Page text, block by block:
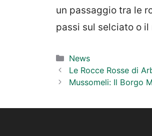
un passaggio tra le
passi sul selciato o il
Categorie
News
Le Rocce Rosse di
Mussomeli: Il Borgo